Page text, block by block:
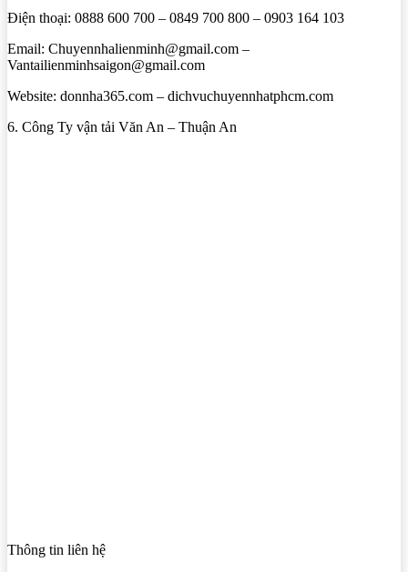
Điện thoại: 0888 600 700 – 0849 700 800 – 0903 164 103
Email: Chuyennhalienminh@gmail.com –
Vantailienminhsaigon@gmail.com
Website: donnha365.com – dichvuchuyennhatphcm.com
6. Công Ty vận tải Văn An – Thuận An
Thông tin liên hệ